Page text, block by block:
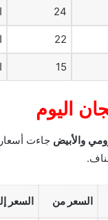
24
22
15
اليوم
والأبيض جاءت
السعر من السعر